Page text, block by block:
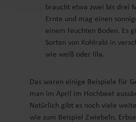
braucht etwa zwei bis drei
Ernte und mag einen
einem feuchten Boden. Es
Sorten von Kohlrabi in
wie weiß oder lila.
Das waren einige Beispiele für
man im April im Hochbeet
Natürlich gibt es noch viele
wie zum Beispiel Zwiebeln,